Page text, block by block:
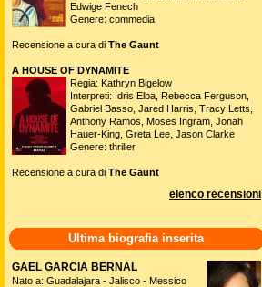
Edwige Fenech
Genere: commedia
Recensione a cura di The Gaunt
A HOUSE OF DYNAMITE
Regia: Kathryn Bigelow
Interpreti: Idris Elba, Rebecca Ferguson,
Gabriel Basso, Jared Harris, Tracy Letts,
Anthony Ramos, Moses Ingram, Jonah
Hauer-King, Greta Lee, Jason Clarke
Genere: thriller
Recensione a cura di The Gaunt
elenco recensioni
Ultima biografia inserita
GAEL GARCIA BERNAL
Nato a: Guadalajara - Jalisco - Messico